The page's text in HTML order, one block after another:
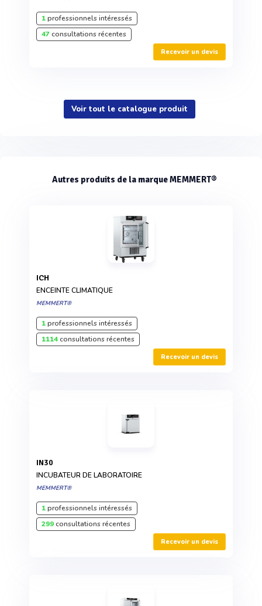
1professionnels intéressés
47consultations récentes
Recevoir un devis
Voir tout le catalogue produit
Autres produits de la marque MEMMERT®
ICH
ENCEINTE CLIMATIQUE
MEMMERT®
1professionnels intéressés
1114consultations récentes
Recevoir un devis
IN30
INCUBATEUR DE LABORATOIRE
MEMMERT®
1professionnels intéressés
299consultations récentes
Recevoir un devis